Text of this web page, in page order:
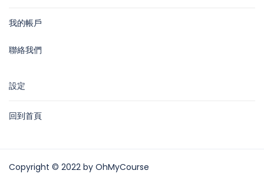
我的帳戶
聯絡我們
設定
回到首頁
Copyright © 2022 by OhMyCourse